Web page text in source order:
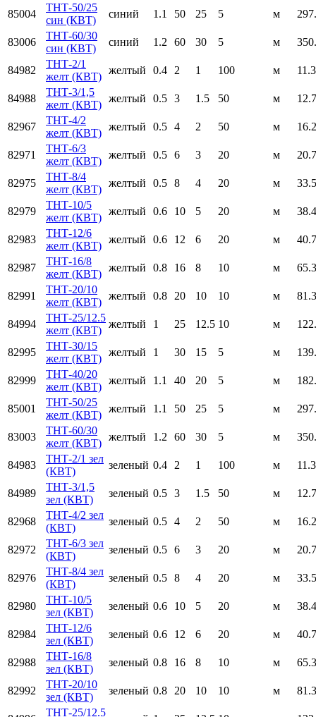
85004
ТНТ-50/25
син (КВТ)
синий 1.1 50 25 5 м
83006
ТНТ-60/30
син (КВТ)
синий 1.2 60 30 5 м
84982
ТНТ-2/1
желт (КВТ)
желтый 0.4 2 1 100 м
84988
ТНТ-3/1,5
желт (КВТ)
желтый 0.5 3 1.5 50 м
82967
ТНТ-4/2
желт (КВТ)
желтый 0.5 4 2 50 м
82971
ТНТ-6/3
желт (КВТ)
желтый 0.5 6 3 20 м
82975
ТНТ-8/4
желт (КВТ)
желтый 0.5 8 4 20 м
82979
ТНТ-10/5
желт (КВТ)
желтый 0.6 10 5 20 м
82983
ТНТ-12/6
желт (КВТ)
желтый 0.6 12 6 20 м
82987
ТНТ-16/8
желт (КВТ)
желтый 0.8 16 8 10 м
82991
ТНТ-20/10
желт (КВТ)
желтый 0.8 20 10 10 м
84994
ТНТ-25/12.5
желт (КВТ)
желтый 1 25 12.5 10 м
82995
ТНТ-30/15
желт (КВТ)
желтый 1 30 15 5 м
82999
ТНТ-40/20
желт (КВТ)
желтый 1.1 40 20 5 м
85001
ТНТ-50/25
желт (КВТ)
желтый 1.1 50 25 5 м
83003
ТНТ-60/30
желт (КВТ)
желтый 1.2 60 30 5 м
84983
ТНТ-2/1 зел
(КВТ)
зеленый 0.4 2 1 100 м
84989
ТНТ-3/1,5
зел (КВТ)
зеленый 0.5 3 1.5 50 м
82968
ТНТ-4/2 зел
(КВТ)
зеленый 0.5 4 2 50 м
82972
ТНТ-6/3 зел
(КВТ)
зеленый 0.5 6 3 20 м
82976
ТНТ-8/4 зел
(КВТ)
зеленый 0.5 8 4 20 м
82980
ТНТ-10/5
зел (КВТ)
зеленый 0.6 10 5 20 м
82984
ТНТ-12/6
зел (КВТ)
зеленый 0.6 12 6 20 м
82988
ТНТ-16/8
зел (КВТ)
зеленый 0.8 16 8 10 м
82992
ТНТ-20/10
зел (КВТ)
зеленый 0.8 20 10 10 м
ТНТ-25/12.5